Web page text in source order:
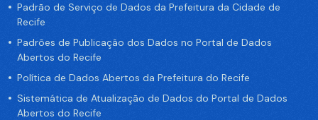
Padrão de Serviço de Dados da Prefeitura da Cidade de
Recife
Padrões de Publicação dos Dados no Portal de Dados
Abertos do Recife
Política de Dados Abertos da Prefeitura do Recife
Sistemática de Atualização de Dados do Portal de Dados
Abertos do Recife